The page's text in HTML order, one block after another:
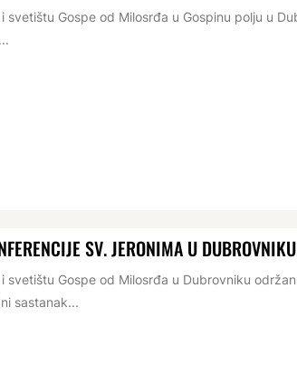
svetištu Gospe od Milosrđa u Gospinu polju u
SV. JERONIMA U DUBROVNIKU
svetištu Gospe od Milosrđa u Dubrovniku
sastanak...